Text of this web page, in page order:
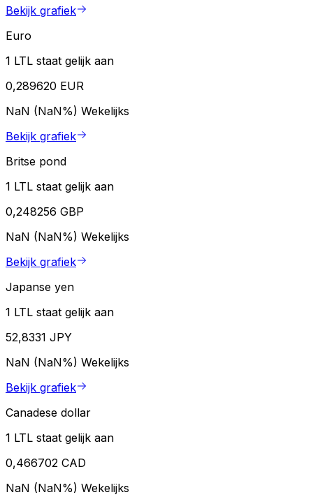
Bekijk grafiek
Euro
1 LTL staat gelijk aan
0,289620 EUR
NaN (NaN%) Wekelijks
Bekijk grafiek
Britse pond
1 LTL staat gelijk aan
0,248256 GBP
NaN (NaN%) Wekelijks
Bekijk grafiek
Japanse yen
1 LTL staat gelijk aan
52,8331 JPY
NaN (NaN%) Wekelijks
Bekijk grafiek
Canadese dollar
1 LTL staat gelijk aan
0,466702 CAD
NaN (NaN%) Wekelijks